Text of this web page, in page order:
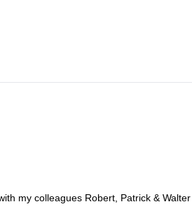
my colleagues Robert, Patrick &